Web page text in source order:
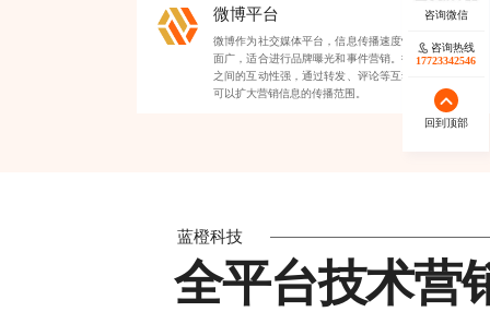
微博平台
微博作为社交媒体平台，信息传播速度快，覆盖
面广，适合进行品牌曝光和事件营销。微博用户
之间的互动性强，通过转发、评论等互动形式，
可以扩大营销信息的传播范围。
蓝橙科技
全平台技术营
咨询热线
17723342546
回到顶部